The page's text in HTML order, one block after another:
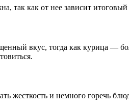
так как от нее зависит
вкус, тогда как курица —
жесткость и немного горечь